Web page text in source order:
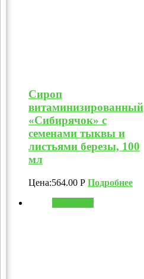
Сироп
витаминизированный
«Сибирячок» с
семенами тыквы и
листьями березы, 100
мл
Цена:564.00 Р Подробнее